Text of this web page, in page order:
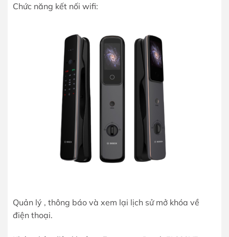
Chức năng kết nối wifi:
Quản lý , thông báo và xem lại lịch sử mở khóa về
điện thoại.